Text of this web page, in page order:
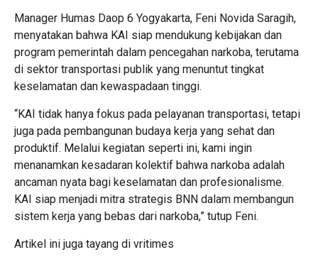
Manager Humas Daop 6 Yogyakarta, Feni Novida Saragih,
menyatakan bahwa KAI siap mendukung kebijakan dan
program pemerintah dalam pencegahan narkoba, terutama
di sektor transportasi publik yang menuntut tingkat
keselamatan dan kewaspadaan tinggi.
“KAI tidak hanya fokus pada pelayanan transportasi, tetapi
juga pada pembangunan budaya kerja yang sehat dan
produktif. Melalui kegiatan seperti ini, kami ingin
menanamkan kesadaran kolektif bahwa narkoba adalah
ancaman nyata bagi keselamatan dan profesionalisme.
KAI siap menjadi mitra strategis BNN dalam membangun
sistem kerja yang bebas dari narkoba,” tutup Feni.
Artikel ini juga tayang di vritimes